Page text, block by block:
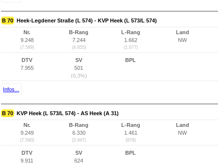
B 70 Heek-Legdener Straße (L 574) - KVP Heek (L 573/L 574)
Nr.
9.248
(7.589)
B-Rang
7.244
(4.855)
L-Rang
1.662
(1.077)
Land
NW
DTV
7.955
SV
501
(6,3%)
BPL
Infos...
B 70 KVP Heek (L 573/L 574) - AS Heek (A 31)
Nr.
9.249
(7.590)
B-Rang
6.330
(3.947)
L-Rang
1.461
(878)
Land
NW
DTV
9.911
SV
624
BPL